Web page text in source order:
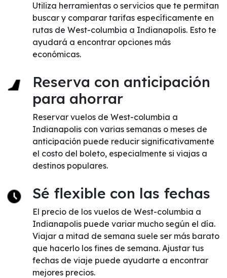
Utiliza herramientas o servicios que te permitan
buscar y comparar tarifas específicamente en
rutas de West-columbia a Indianapolis. Esto te
ayudará a encontrar opciones más
económicas.
Reserva con anticipación
para ahorrar
Reservar vuelos de West-columbia a
Indianapolis con varias semanas o meses de
anticipación puede reducir significativamente
el costo del boleto, especialmente si viajas a
destinos populares.
Sé flexible con las fechas
El precio de los vuelos de West-columbia a
Indianapolis puede variar mucho según el día.
Viajar a mitad de semana suele ser más barato
que hacerlo los fines de semana. Ajustar tus
fechas de viaje puede ayudarte a encontrar
mejores precios.